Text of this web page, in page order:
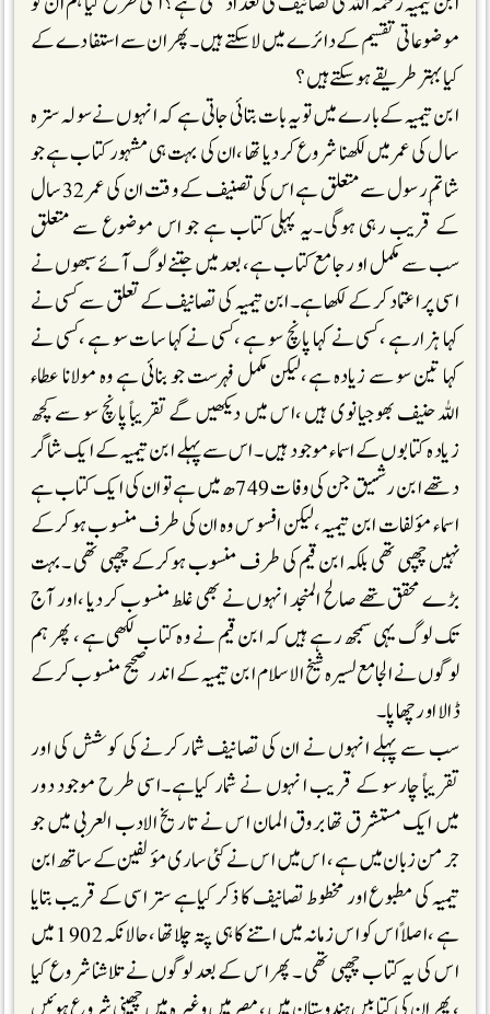
موضوعاتی تقسیم کے دائرے میں لا سکتے ہیں۔پھر ان سے استفادے کے
کیا بہتر طریقے ہوسکتے ہیں ؟
ابن تیمیہ کے بارے میں تو یہ بات بتائی جاتی ہے کہ انہوں نے سولہ سترہ
سال کی عمر میں لکھنا شروع کردیا تھا ،ان کی بہت ہی مشہور کتاب ہے جو
شاتم ِرسول سے متعلق ہے اس کی تصنیف کے وقت ان کی عمر 32سال
کے قریب رہی ہوگی۔یہ پہلی کتاب ہے جو اس موضوع سے متعلق
سب سے مکمل او رجامع کتاب ہے،بعد میں جتنے لوگ آئے سبھوں نے
اسی پر اعتماد کرکے لکھا ہے۔ابن تیمیہ کی تصانیف کے تعلق سے کسی نے
کہا ہزارہے ،کسی نے کہا پانچ سو ہے ،کسی نے کہا سات سو ہے ،کسی نے
کہا تین سو سے زیادہ ہے،لیکن مکمل فہرست جو بنائی ہے وہ مولانا عطاء
اللہ حنیف بھوجیانوی ہیں ،اس میں دیکھیں گے تقریباً پانچ سو سے کچھ
زیادہ کتابوں کے اسماء موجود ہیں ۔ اس سے پہلے ابن تیمیہ کے ایک شاگر
د تھے ابن رشیق جن کی وفات 749ھ میں ہے تو ان کی ایک کتاب ہے
اسما ء مؤلفات ابن تیمیہ ،لیکن افسو س وہ ان کی طرف منسوب ہوکرکے
نہیں چھپی تھی بلکہ ابن قیم کی طرف منسوب ہوکرکے چھپی تھی ۔بہت
بڑے محقق تھے صالح المنجد انہوں نے بھی غلط منسوب کردیا ،اور آج
تک لوگ یہی سمجھ رہے ہیں کہ ابن قیم نے وہ کتاب لکھی ہے ، پھر ہم
لوگوں نے الجامع لسیرہ شیخ الاسلام ابن تیمیہ کے اندر صحیح منسوب کرکے
ڈالا اورچھاپا ۔
سب سے پہلے انہوں نے ان کی تصانیف شمار کرنے کی کوشش کی اور
تقریباً چارسو کے قریب انہوں نے شمار کیاہے۔اسی طرح موجود دور
میں ایک مستشرق تھا بروق المان اس نے تاریخ الادب العربی میں جو
جرمن زبان میں ہے ، اس میں اس نے کئی ساری مؤلفین کے ساتھ ابن
تیمیہ کی مطبوع اور مخطوط تصانیف کا ذکر کیاہے ستر اسی کے قریب بتایا
ہے ،اصلا ًاس کو اس زمانہ میں اتنے کا ہی پتہ چلاتھا ،حالانکہ 1902 میں
اس کی یہ کتاب چھپی تھی ۔پھر اس کے بعد لوگوں نےتلاشنا شروع کیا